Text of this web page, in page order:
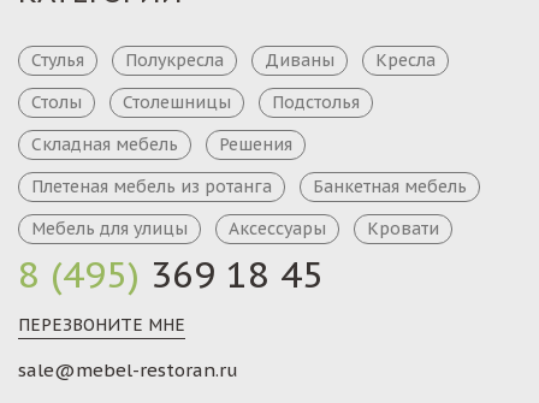
8 (495) 369 18 45
ПЕРЕЗВОНИТЕ МНЕ
sale@mebel-restoran.ru
Стулья Полукресла Диваны
Кресла
Столы
Столешницы
Подстолья
Складная мебель
Решения
Плетеная мебель из ротанга
Банкетная мебель
Мебель для улицы
Аксессуары Кровати